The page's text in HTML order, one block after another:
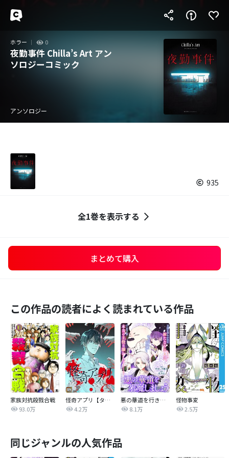
ホラー 0
夜勤事件 Chilla’s Art アン
ソロジーコミック
アンソロジー
935
全1巻を表示する
まとめて購入
この作品の読者によく読まれている作品
家族対抗殺戮合戦
93.0万
怪奇アプリ【タテヨミ】
4.2万
悪の華道を行きましょう
8.1万
怪物事変
2.5万
同じジャンルの人気作品